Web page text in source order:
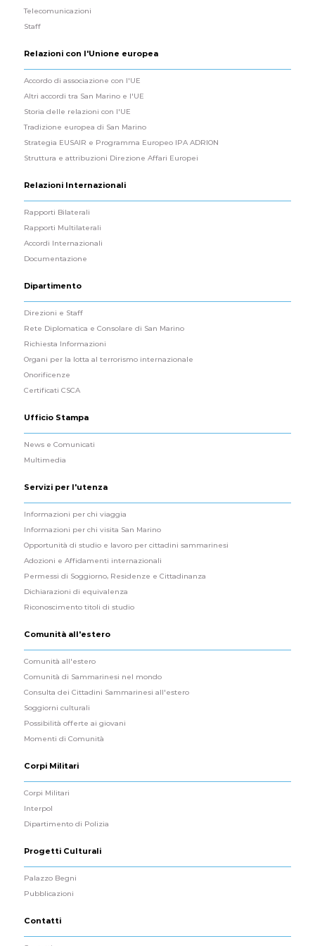
Telecomunicazioni
Staff
Relazioni con l'Unione europea
Accordo di associazione con l'UE
Altri accordi tra San Marino e l'UE
Storia delle relazioni con l'UE
Tradizione europea di San Marino
Strategia EUSAIR e Programma Europeo IPA ADRION
Struttura e attribuzioni Direzione Affari Europei
Relazioni Internazionali
Rapporti Bilaterali
Rapporti Multilaterali
Accordi Internazionali
Documentazione
Dipartimento
Direzioni e Staff
Rete Diplomatica e Consolare di San Marino
Richiesta Informazioni
Organi per la lotta al terrorismo internazionale
Onorificenze
Certificati CSCA
Ufficio Stampa
News e Comunicati
Multimedia
Servizi per l'utenza
Informazioni per chi viaggia
Informazioni per chi visita San Marino
Opportunità di studio e lavoro per cittadini sammarinesi
Adozioni e Affidamenti internazionali
Permessi di Soggiorno, Residenze e Cittadinanza
Dichiarazioni di equivalenza
Riconoscimento titoli di studio
Comunità all'estero
Comunità all'estero
Comunità di Sammarinesi nel mondo
Consulta dei Cittadini Sammarinesi all'estero
Soggiorni culturali
Possibilità offerte ai giovani
Momenti di Comunità
Corpi Militari
Corpi Militari
Interpol
Dipartimento di Polizia
Progetti Culturali
Palazzo Begni
Pubblicazioni
Contatti